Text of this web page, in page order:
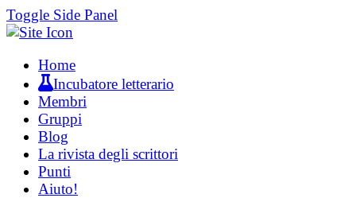
Toggle Side Panel
Home
Incubatore letterario
Membri
Gruppi
Blog
La rivista degli scrittori
Punti
Aiuto!